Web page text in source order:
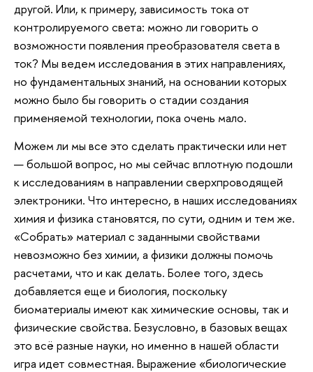
другой. Или, к примеру, зависимость тока от
контролируемого света: можно ли говорить о
возможности появления преобразователя света в
ток? Мы ведем исследования в этих направлениях,
но фундаментальных знаний, на основании которых
можно было бы говорить о стадии создания
применяемой технологии, пока очень мало.
Можем ли мы все это сделать практически или нет
— большой вопрос, но мы сейчас вплотную подошли
к исследованиям в направлении сверхпроводящей
электроники. Что интересно, в наших исследованиях
химия и физика становятся, по сути, одним и тем же.
«Собрать» материал с заданными свойствами
невозможно без химии, а физики должны помочь
расчетами, что и как делать. Более того, здесь
добавляется еще и биология, поскольку
биоматериалы имеют как химические основы, так и
физические свойства. Безусловно, в базовых вещах
это всё разные науки, но именно в нашей области
игра идет совместная. Выражение «биологические